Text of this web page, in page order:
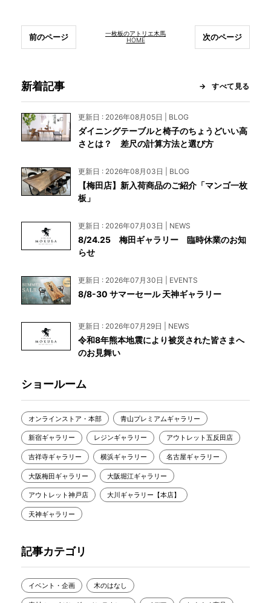
一枚板のアトリエ木馬
HOME
前のページ 次のページ
新着記事 すべて見る
更新日 : 2026年08月05日 | BLOG
ダイニングテーブルと椅子のちょうどいい高
さとは？ 差尺の計算方法と選び方
更新日 : 2026年08月03日 | BLOG
【梅田店】新入荷商品のご紹介「マンゴ一枚
板」
更新日 : 2026年07月03日 | NEWS
8/24.25 梅田ギャラリー 臨時休業のお知
らせ
更新日 : 2026年07月30日 | EVENTS
8/8-30 サマーセール 天神ギャラリー
更新日 : 2026年07月29日 | NEWS
令和8年熊本地震により被災された皆さまへ
のお見舞い
ショールーム
オンラインストア・本部 青山プレミアムギャラリー
新宿ギャラリー レジンギャラリー アウトレット五反田店
吉祥寺ギャラリー 横浜ギャラリー 名古屋ギャラリー
大阪梅田ギャラリー 大阪堀江ギャラリー
アウトレット神戸店 大川ギャラリー【本店】
天神ギャラリー
記事カテゴリ
イベント・企画 木のはなし